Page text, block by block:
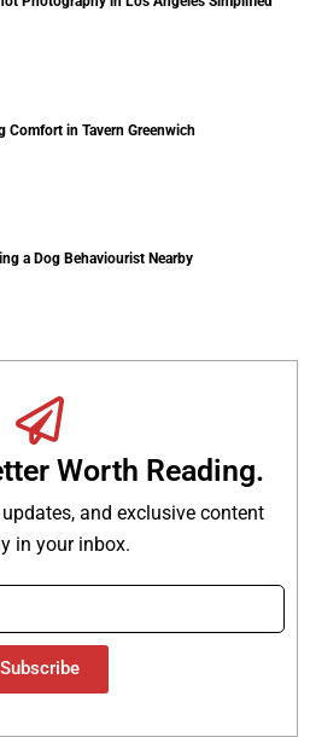
Comfort in Tavern Greenwich
a Dog Behaviourist Nearby
Worth Reading.
and exclusive content
in your inbox.
Subscribe